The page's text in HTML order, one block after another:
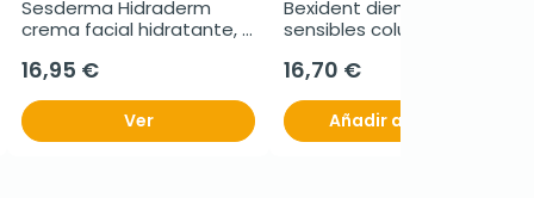
Sesderma Hidraderm
crema facial hidratante,
16,95 €
Ver
Bexident dientes
sensibles colutorio duplo,
16,70 €
Añadir al carrito